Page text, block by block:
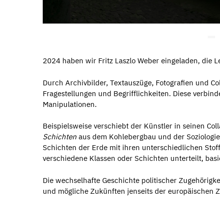
2024 haben wir Fritz Laszlo Weber eingeladen,
Durch Archivbilder, Textauszüge, Fotografien und
Fragestellungen und Begrifflichkeiten. Diese
Manipulationen.
Beispielsweise verschiebt der Künstler in seinen
Schichten aus dem Kohlebergbau und der
Schichten der Erde mit ihren unterschiedlichen
verschiedene Klassen oder Schichten unterteilt,
Die wechselhafte Geschichte politischer
und mögliche Zukünften jenseits der europäischen